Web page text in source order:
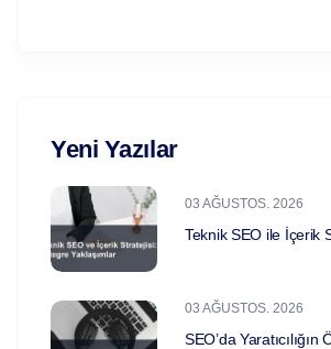
Yeni Yazılar
03 AĞUSTOS. 2026
Teknik SEO ile İçerik
03 AĞUSTOS. 2026
SEO’da